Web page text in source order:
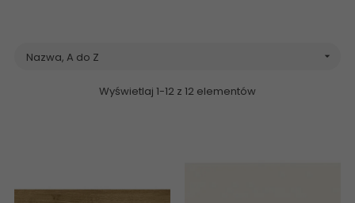
Nazwa, A do Z 
Wyświetlaj 1-12 z 12 elementów